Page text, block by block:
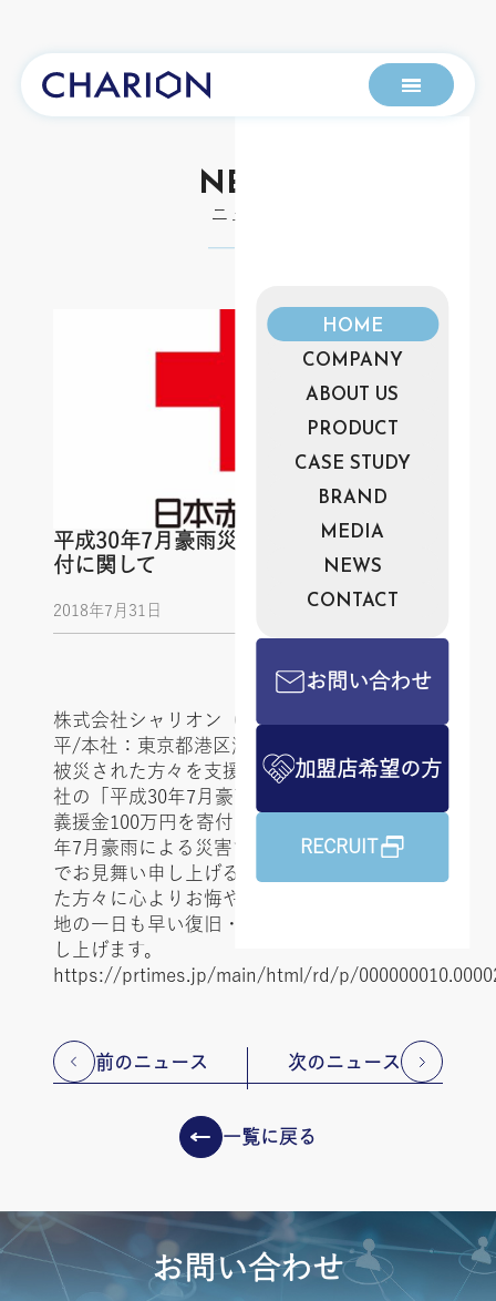
HOME
COMPANY
ABOUT US
PRODUCT
CASE STUDY
BRAND
MEDIA
NEWS
CONTACT
お問い合わせ
加盟店希望の方
RECRUIT
NEWS
ニュース
平成30年7月豪雨災害に対する義援金寄
付に関して
2018年7月31日
株式会社シャリオン（代表取締役：角田 哲
平/本社：東京都港区海岸）は、 この災害で
被災された方々を支援するため、 日本赤十字
社の「平成30年7月豪雨災害義援金」を通して
義援金100万円を寄付いたしました。 平成30
年7月豪雨による災害で被災された皆様に謹ん
でお見舞い申し上げるとともに、 亡くなられ
た方々に心よりお悔やみ申し上げます。 被災
地の一日も早い復旧・復興を心よりお祈り申
し上げます。
https://prtimes.jp/main/html/rd/p/
前のニュース
一覧に戻る
次のニュース
お問い合わせ